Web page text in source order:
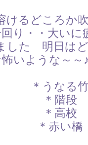
けるどころか
り・・大い
した 明日は
いような～～
＊うなる
＊階段
＊高校
＊赤い橋